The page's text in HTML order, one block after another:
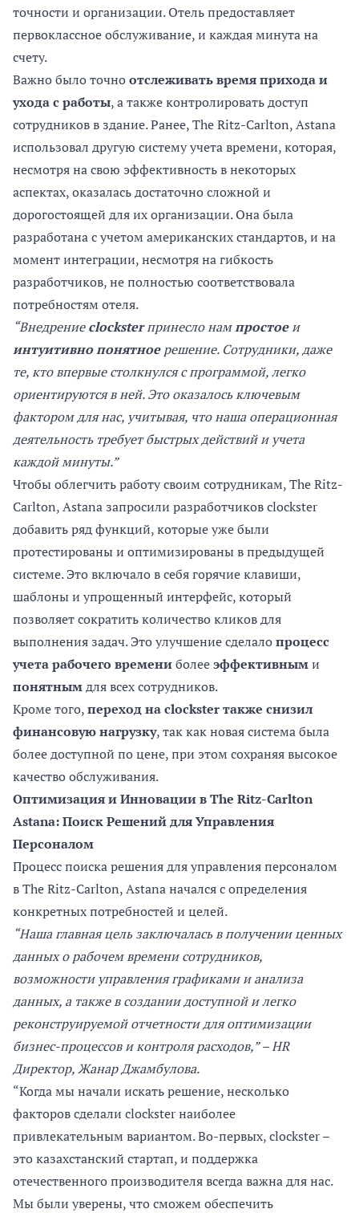
точности и организации. Отель предоставляет
первоклассное обслуживание, и каждая минута на
счету.
Важно было точноотслеживать время прихода и
ухода с работы, а также контролировать доступ
сотрудников в здание. Ранее, The Ritz-Carlton, Astana
использовал другую систему учета времени, которая,
несмотря на свою эффективность в некоторых
аспектах, оказалась достаточно сложной и
дорогостоящей для их организации. Она была
разработана с учетом американских стандартов, и на
момент интеграции, несмотря на гибкость
разработчиков, не полностью соответствовала
потребностям отеля.
“Внедрениеclocksterпринесло нампростоеи
интуитивно понятноерешение. Сотрудники, даже
те, кто впервые столкнулся с программой, легко
ориентируются в ней. Это оказалось ключевым
фактором для нас, учитывая, что наша операционная
деятельность требует быстрых действий и учета
каждой минуты.”
Чтобы облегчить работу своим сотрудникам, The Ritz-
Carlton, Astana запросили разработчиков clockster
добавить ряд функций, которые уже были
протестированы и оптимизированы в предыдущей
системе. Это включало в себя горячие клавиши,
шаблоны и упрощенный интерфейс, который
позволяет сократить количество кликов для
выполнения задач. Это улучшение сделалопроцесс
учета рабочего времениболееэффективными
понятнымдля всех сотрудников.
Кроме того,переход на clockster также снизил
финансовую нагрузку, так как новая система была
более доступной по цене, при этом сохраняя высокое
качество обслуживания.
Оптимизация и Инновации в The Ritz-Carlton
Astana: Поиск Решений для Управления
Персоналом
Процесс поиска решения для управления персоналом
в The Ritz-Carlton, Astana начался с определения
конкретных потребностей и целей.
“Наша главная цель заключалась в получении ценных
данных о рабочем времени сотрудников,
возможности управления графиками и анализа
данных, а также в создании доступной и легко
реконструируемой отчетности для оптимизации
бизнес-процессов и контроля расходов,” – HR
Директор, Жанар Джамбулова.
“Когда мы начали искать решение, несколько
факторов сделали clockster наиболее
привлекательным вариантом. Во-первых, clockster –
это казахстанский стартап, и поддержка
отечественного производителя всегда важна для нас.
Мы были уверены, что сможем обеспечить